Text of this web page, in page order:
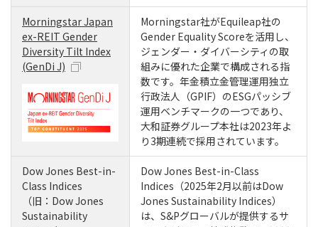
Morningstar Japan
ex-REIT Gender
Diversity Tilt Index
(GenDi J)
Morningstar社がEquileap社の
Gender Equality Scoreを活用し、
ジェンダー・ダイバーシティの取
組みに優れた企業で構成される指
数です。年金積立金管理運用独立
行政法人（GPIF）のESGパッシブ
運用ベンチマークの一つであり、
大和証券グループ本社は2023年よ
り3期連続で採用されています。
Dow Jones Best-in-
Class Indices
（旧：Dow Jones
Sustainability
Dow Jones Best-in-Class
Indices（2025年2月以前はDow
Jones Sustainability Indices）
は、S&Pグローバルが提供するサ